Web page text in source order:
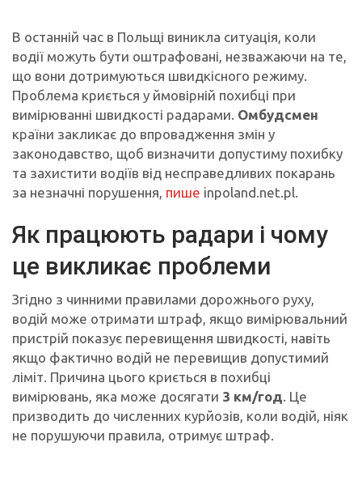
В останній час в Польщі виникла ситуація, коли
водії можуть бути оштрафовані, незважаючи на те,
що вони дотримуються швидкісного режиму.
Проблема криється у ймовірній похибці при
вимірюванні швидкості радарами. Омбудсмен
країни закликає до впровадження змін у
законодавство, щоб визначити допустиму похибку
та захистити водіїв від несправедливих покарань
за незначні порушення, пише inpoland.net.pl.
Як працюють радари і чому
це викликає проблеми
Згідно з чинними правилами дорожнього руху,
водій може отримати штраф, якщо вимірювальний
пристрій показує перевищення швидкості, навіть
якщо фактично водій не перевищив допустимий
ліміт. Причина цього криється в похибці
вимірювань, яка може досягати 3 км/год. Це
призводить до численних курйозів, коли водій, ніяк
не порушуючи правила, отримує штраф.